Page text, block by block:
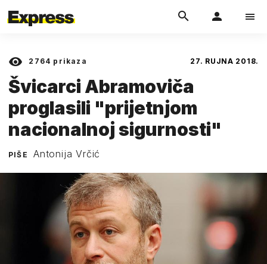
2764 prikaza 27. RUJNA 2018.
Švicarci Abramoviča
proglasili "prijetnjom
nacionalnoj sigurnosti"
PIŠE Antonija Vrčić